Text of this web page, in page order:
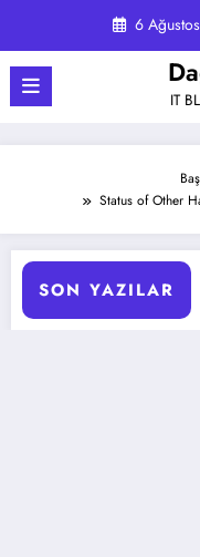
6
IT
Status of Other
SON YAZILAR
AKS Pod